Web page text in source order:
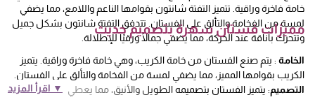
خامة فاخرة وراقية. تتميز التفتة شانتون بقوامها الناعم واللامع، مما يضفي
لمسة من الفخامة والتألق على الفستان. تتدفق التفتة شانتون بشكل جميل
وتتحرك بأناقة عند الحركة، مما يضفي جمالًا ورقيًا للإطلالة.
مميزات فستان سهرة بتصميم حديث
الخامة
▼ اقرأ المزيد
: يتم صنع الفستان من خامة الكريب، وهي خامة فاخرة وراقية. يتميز
الكريب بقوامها المميز، مما يضفي لمسة من الفخامة والتألق على الفستان.
التصميم: يتميز الفستان بتصميمه الطويل والأنيق، مما يعطي للإطلالة لمسة